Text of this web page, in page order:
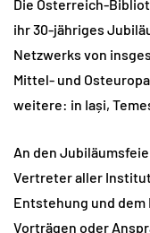
Die Österreich-
ihr 30-jähriges
Netzwerks von
Mittel- und
weitere: in Iași,
An den
Vertreter aller
Entstehung und dem
Vorträgen oder